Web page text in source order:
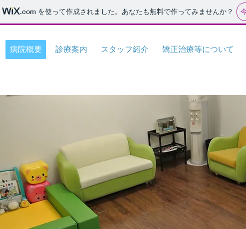
.com を使って作成されました。あなたも無料で作ってみませんか？
病院概要 診療案内 スタッフ紹介 矯正治療等について